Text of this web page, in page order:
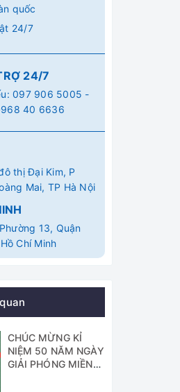
quốc
24/7
24/7
097 906 5005 -
40 6636
thị Đại Kim, P
Mai, TP Hà Nội
13, Quận
Chí Minh
CHÚC MỪNG KỈ
NIỆM 50 NĂM NGÀY
GIẢI PHÓNG MIỀN